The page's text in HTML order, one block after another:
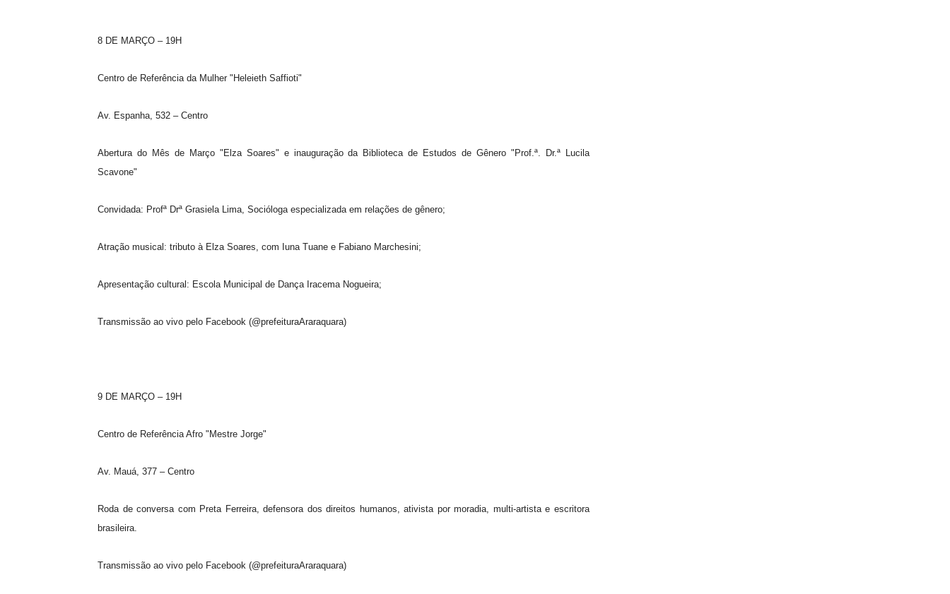
8 DE MARÇO – 19H
Centro de Referência da Mulher "Heleieth Saffioti"
Av. Espanha, 532 – Centro
Abertura do Mês de Março "Elza Soares" e inauguração da Biblioteca de Estudos de Gênero "Prof.ª. Dr.ª Lucila
Scavone"
Convidada: Profª Drª Grasiela Lima, Socióloga especializada em relações de gênero;
Atração musical: tributo à Elza Soares, com Iuna Tuane e Fabiano Marchesini;
Apresentação cultural: Escola Municipal de Dança Iracema Nogueira;
Transmissão ao vivo pelo Facebook (@prefeituraAraraquara)
9 DE MARÇO – 19H
Centro de Referência Afro "Mestre Jorge"
Av. Mauá, 377 – Centro
Roda de conversa com Preta Ferreira, defensora dos direitos humanos, ativista por moradia, multi-artista e escritora
brasileira.
Transmissão ao vivo pelo Facebook (@prefeituraAraraquara)